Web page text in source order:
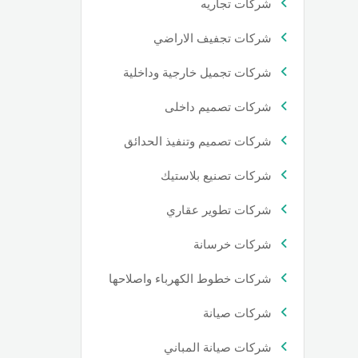
شركات تجاريه
شركات تجفيف الاراضي
شركات تجميل خارجية وداخلية
شركات تصميم داخلى
شركات تصميم وتنفيذ الحدائق
شركات تصنيع بلاستيك
شركات تطوير عقاري
شركات خرسانة
شركات خطوط الكهرباء واصلاحها
شركات صيانة
شركات صيانة المباني